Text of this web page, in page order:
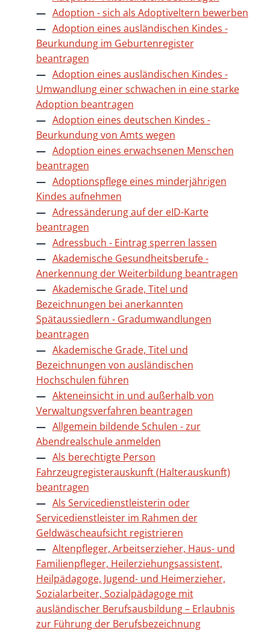
Adoption - sich als Adoptiveltern bewerben
Adoption eines ausländischen Kindes -
Beurkundung im Geburtenregister
beantragen
Adoption eines ausländischen Kindes -
Umwandlung einer schwachen in eine starke
Adoption beantragen
Adoption eines deutschen Kindes -
Beurkundung von Amts wegen
Adoption eines erwachsenen Menschen
beantragen
Adoptionspflege eines minderjährigen
Kindes aufnehmen
Adressänderung auf der eID-Karte
beantragen
Adressbuch - Eintrag sperren lassen
Akademische Gesundheitsberufe -
Anerkennung der Weiterbildung beantragen
Akademische Grade, Titel und
Bezeichnungen bei anerkannten
Spätaussiedlern - Gradumwandlungen
beantragen
Akademische Grade, Titel und
Bezeichnungen von ausländischen
Hochschulen führen
Akteneinsicht in und außerhalb von
Verwaltungsverfahren beantragen
Allgemein bildende Schulen - zur
Abendrealschule anmelden
Als berechtigte Person
Fahrzeugregisterauskunft (Halterauskunft)
beantragen
Als Servicedienstleisterin oder
Servicedienstleister im Rahmen der
Geldwäscheaufsicht registrieren
Altenpfleger, Arbeitserzieher, Haus- und
Familienpfleger, Heilerziehungsassistent,
Heilpädagoge, Jugend- und Heimerzieher,
Sozialarbeiter, Sozialpädagoge mit
ausländischer Berufsausbildung – Erlaubnis
zur Führung der Berufsbezeichnung